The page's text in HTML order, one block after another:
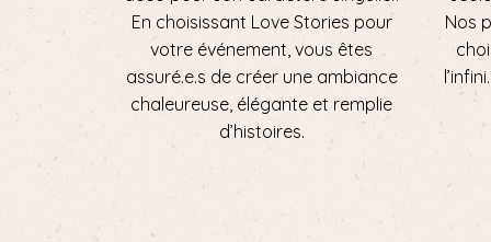
En choisissant Love Stories pour
votre événement, vous êtes
assuré.e.s de créer une ambiance
chaleureuse, élégante et remplie
d’histoires.
Nos